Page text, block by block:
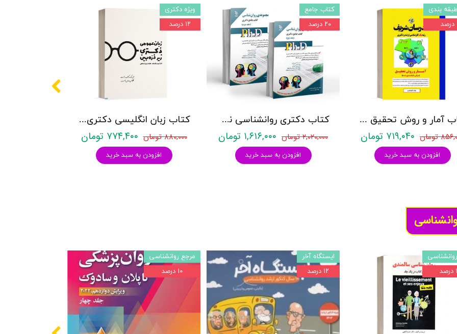
کتاب زبان انگلیسی دکتری زیر ذره بین هادی جهانشاهی
۸۸۰,۰۰۰ تومان ۷۷۴,۴۰۰ تومان
افزودن به سبد خرید
ویژه دکتری
۱۲ درصد
کتاب دکتری روانشناسی نشر آراه - دو جلدی
۲,۰۲۰,۰۰۰ تومان ۱,۶۱۶,۰۰۰ تومان
افزودن به سبد خرید
کتاب جامع
۲۰ درصد
کتاب آمار و روش تحقیق مدرسان شریف
تومان ۷۱۹,۰۴۰ تومان
افزودن به سبد خرید
بندی
مرجع روانشناسی
۱۰ درصد
ایستگاه آخر
۱۲ درصد